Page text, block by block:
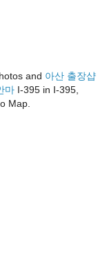
and 아산 출장샵
마 I-395 in I-395,
Map.